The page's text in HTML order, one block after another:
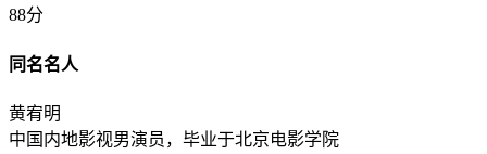
88分
同名名人
黄宥明
中国内地影视男演员，毕业于北京电影学院